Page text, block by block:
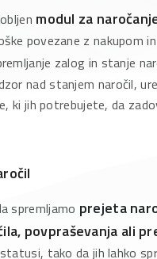
modul za
povezane z nakupom
zalog in stanje
nad stanjem naročil,
ki jih potrebujete, da
spremljamo prejeta
povpraševanja ali
tako da jih lahko